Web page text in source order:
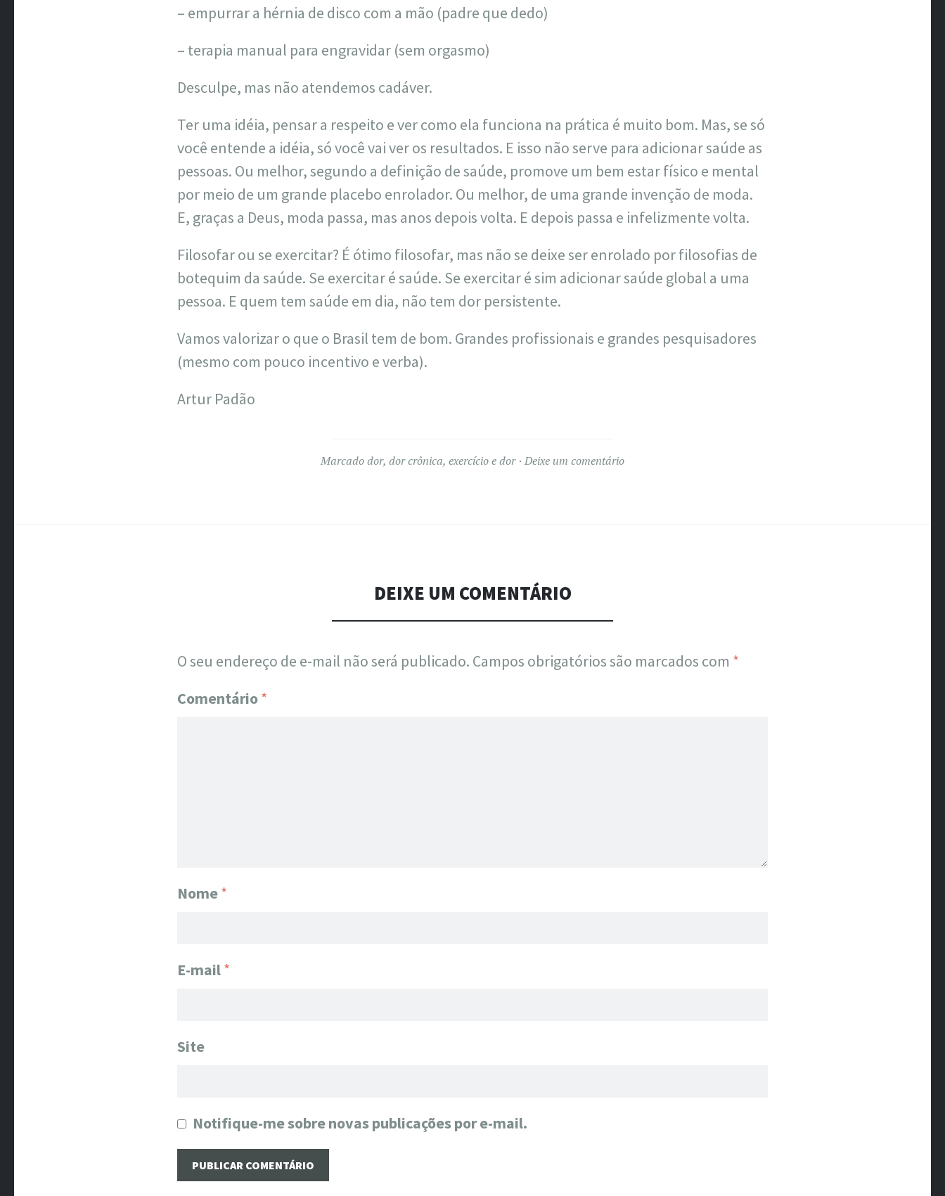
– empurrar a hérnia de disco com a mão (padre que dedo)
– terapia manual para engravidar (sem orgasmo)
Desculpe, mas não atendemos cadáver.
Ter uma idéia, pensar a respeito e ver como ela funciona na prática é muito bom. Mas, se só
você entende a idéia, só você vai ver os resultados. E isso não serve para adicionar saúde as
pessoas. Ou melhor, segundo a definição de saúde, promove um bem estar físico e mental
por meio de um grande placebo enrolador. Ou melhor, de uma grande invenção de moda.
E, graças a Deus, moda passa, mas anos depois volta. E depois passa e infelizmente volta.
Filosofar ou se exercitar? É ótimo filosofar, mas não se deixe ser enrolado por filosofias de
botequim da saúde. Se exercitar é saúde. Se exercitar é sim adicionar saúde global a uma
pessoa. E quem tem saúde em dia, não tem dor persistente.
Vamos valorizar o que o Brasil tem de bom. Grandes profissionais e grandes pesquisadores
(mesmo com pouco incentivo e verba).
Artur Padão
Marcadodor, dor crônica, exercício e dor Deixe um comentário
DEIXE UM COMENTÁRIO
O seu endereço de e-mail não será publicado. Campos obrigatórios são marcados com *
Comentário*
Nome*
E-mail*
Site
Notifique-me sobre novas publicações por e-mail.